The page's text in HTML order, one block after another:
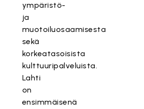
ympäristö-
ja
muotoiluosaamisesta
sekä
korkeatasoisista
kulttuuripalveluista.
Lahti
on
ensimmäisenä